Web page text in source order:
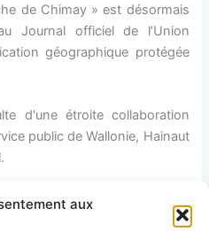
aux
de Chimay » est désormais
Journal officiel de l’Union
géographique protégée
d'une étroite collaboration
public de Wallonie, Hainaut